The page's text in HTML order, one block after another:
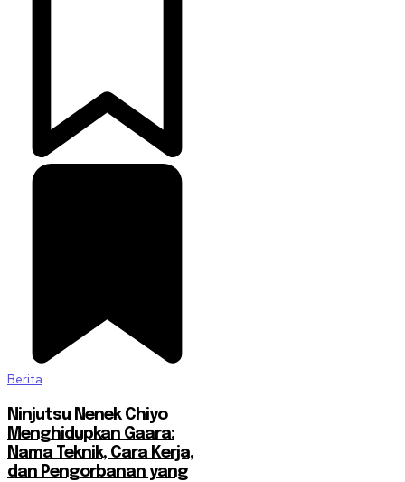
Berita
Ninjutsu Nenek Chiyo
Menghidupkan Gaara:
Nama Teknik, Cara Kerja,
dan Pengorbanan yang